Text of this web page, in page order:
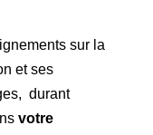
sur la
et ses
durant
votre